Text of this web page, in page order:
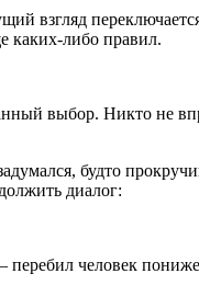
каких-либо правил.
выбор. Никто не
будто
диалог:
человек